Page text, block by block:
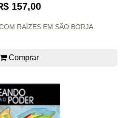
157,00
RAÍZES EM SÃO BORJA
Comprar